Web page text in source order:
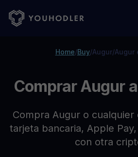
Home/Buy/Augur/Augur
Comprar Augur
Compra Augur o
tarjeta bancaria, Apple
con otra